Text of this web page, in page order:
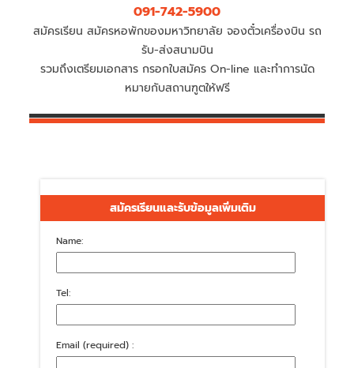
091-742-5900
สมัครเรียน สมัครหอพักของมหาวิทยาลัย จองตั๋วเครื่องบิน รถ
รับ-ส่งสนามบิน
รวมถึงเตรียมเอกสาร กรอกใบสมัคร On-line และทำการนัด
หมายกับสถานฑูตให้ฟรี
สมัครเรียนและรับข้อมูลเพิ่มเติม
Name:
Tel:
Email (required) :